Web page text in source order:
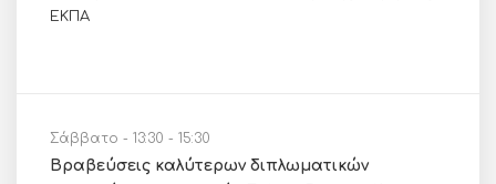
ΕΚΠΑ
Σάββατο - 13:30 - 15:30
Βραβεύσεις καλύτερων διπλωματικών